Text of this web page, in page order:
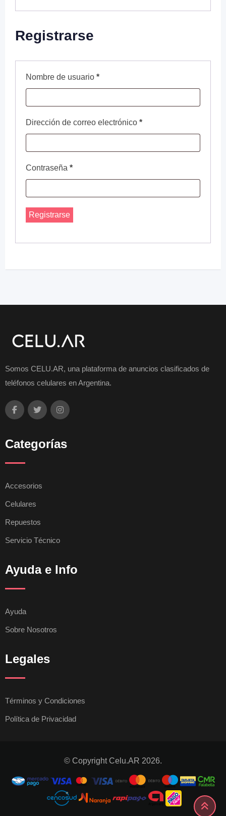
Registrarse
Nombre de usuario *
Dirección de correo electrónico *
Contraseña *
Registrarse
Somos CELU.AR, una plataforma de anuncios clasificados de
teléfonos celulares en Argentina.
Categorías
Accesorios
Celulares
Repuestos
Servicio Técnico
Ayuda e Info
Ayuda
Sobre Nosotros
Legales
Términos y Condiciones
Política de Privacidad
© Copyright Celu.AR 2026.